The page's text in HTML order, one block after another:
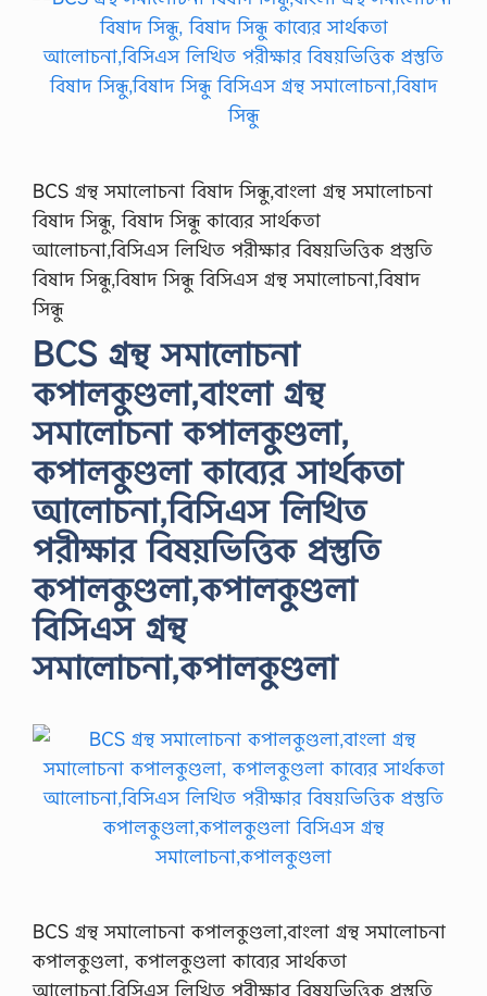
BCS গ্রন্থ সমালোচনা বিষাদ সিন্ধু,বাংলা গ্রন্থ সমালোচনা
বিষাদ সিন্ধু, বিষাদ সিন্ধু কাব্যের সার্থকতা
আলোচনা,বিসিএস লিখিত পরীক্ষার বিষয়ভিত্তিক প্রস্তুতি
বিষাদ সিন্ধু,বিষাদ সিন্ধু বিসিএস গ্রন্থ সমালোচনা,বিষাদ
সিন্ধু
BCS গ্রন্থ সমালোচনা
কপালকুণ্ডলা,বাংলা গ্রন্থ
সমালোচনা কপালকুণ্ডলা,
কপালকুণ্ডলা কাব্যের সার্থকতা
আলোচনা,বিসিএস লিখিত
পরীক্ষার বিষয়ভিত্তিক প্রস্তুতি
কপালকুণ্ডলা,কপালকুণ্ডলা
বিসিএস গ্রন্থ
সমালোচনা,কপালকুণ্ডলা
BCS গ্রন্থ সমালোচনা কপালকুণ্ডলা,বাংলা গ্রন্থ সমালোচনা
কপালকুণ্ডলা, কপালকুণ্ডলা কাব্যের সার্থকতা
আলোচনা,বিসিএস লিখিত পরীক্ষার বিষয়ভিত্তিক প্রস্তুতি